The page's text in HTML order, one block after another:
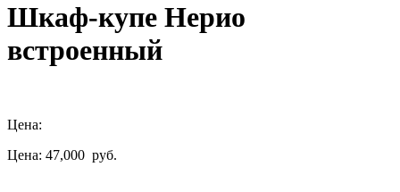
Шкаф-купе Нерио
встроенный
Цена:
Цена: 47,000 руб.